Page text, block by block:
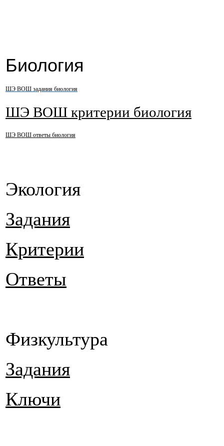
Биология
ШЭ ВОШ задания биология
ШЭ ВОШ критерии биология
ШЭ ВОШ ответы биология
Экология
Задания
Критерии
Ответы
Физкультура
Задания
Ключи